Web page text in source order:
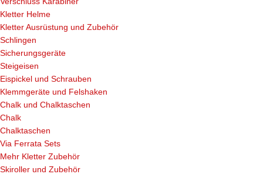
Kletter Helme
Kletter Ausrüstung und Zubehör
Schlingen
Sicherungsgeräte
Steigeisen
Eispickel und Schrauben
Klemmgeräte und Felshaken
Chalk und Chalktaschen
Chalk
Chalktaschen
Via Ferrata Sets
Mehr Kletter Zubehör
Skiroller und Zubehör